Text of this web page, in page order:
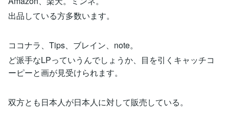
出品している方多数います。
ココナラ、Tips、ブレイン、note。
ど派手なLPっていうんでしょうか、目を引くキャッチコ
ーピーと画が見受けられます。
双方とも日本人が日本人に対して販売している。